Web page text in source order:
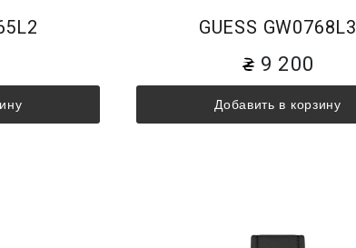
GUESS GW0768L3
9 200
Добавить в корзину